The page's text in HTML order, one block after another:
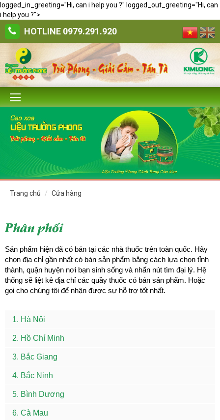
logged_in_greeting="Hi, can i help you ?" logged_out_greeting="Hi, can
i help you ?">
HOTLINE 0979.291.920
trang chủ cửa hàng
Phân phối
Sản phẩm hiện đã có bán tại các nhà thuốc trên toàn quốc. Hãy
chọn địa chỉ gần nhất có bán sản phẩm bằng cách lựa chọn tỉnh
thành, quận huyện nơi bạn sinh sống và nhấn nút tìm đại lý. Hệ
thống sẽ liệt kê địa chỉ các quầy thuốc có bán sản phẩm. Hoặc
gọi cho chúng tôi để nhận được sự hỗ trợ tốt nhất.
1. Hà Nội
2. Hồ Chí Minh
3. Bắc Giang
4. Bắc Ninh
5. Bình Dương
6. Cà Mau